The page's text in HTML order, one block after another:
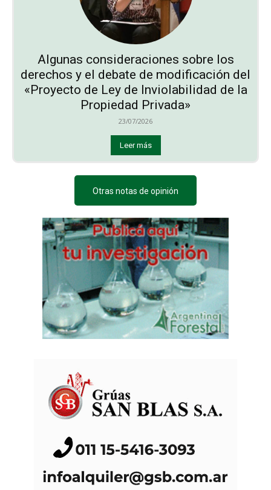
Algunas consideraciones sobre los
derechos y el debate de modificación del
«Proyecto de Ley de Inviolabilidad de la
Propiedad Privada»
23/07/2026
Leer más
Otras notas de opinión